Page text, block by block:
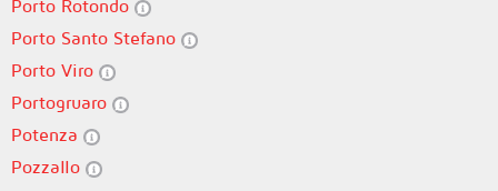
Porto Rotondo
Porto Santo Stefano
Porto Viro
Portogruaro
Potenza
Pozzallo